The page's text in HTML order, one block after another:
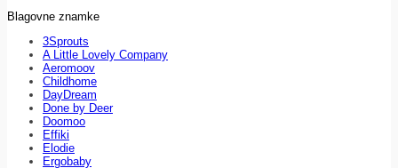
Blagovne znamke
3Sprouts
A Little Lovely Company
Aeromoov
Childhome
DayDream
Done by Deer
Doomoo
Effiki
Elodie
Ergobaby